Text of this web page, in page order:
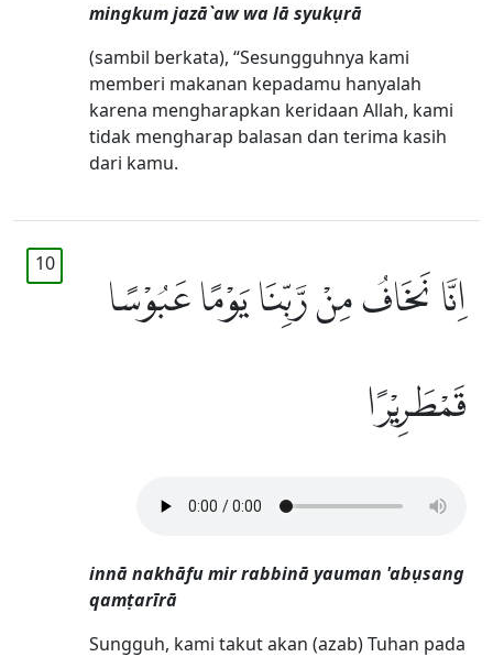
mingkum jazā`aw wa lā syukụrā
(sambil berkata), “Sesungguhnya kami
memberi makanan kepadamu hanyalah
karena mengharapkan keridaan Allah, kami
tidak mengharap balasan dan terima kasih
dari kamu.
10
اِنَّا نَخَافُ مِنْ رَّبِّنَا يَوْمًا عَبُوْسًا
قَمْطَرِيْرًا
innā nakhāfu mir rabbinā yauman 'abụsang
qamṭarīrā
Sungguh, kami takut akan (azab) Tuhan pada